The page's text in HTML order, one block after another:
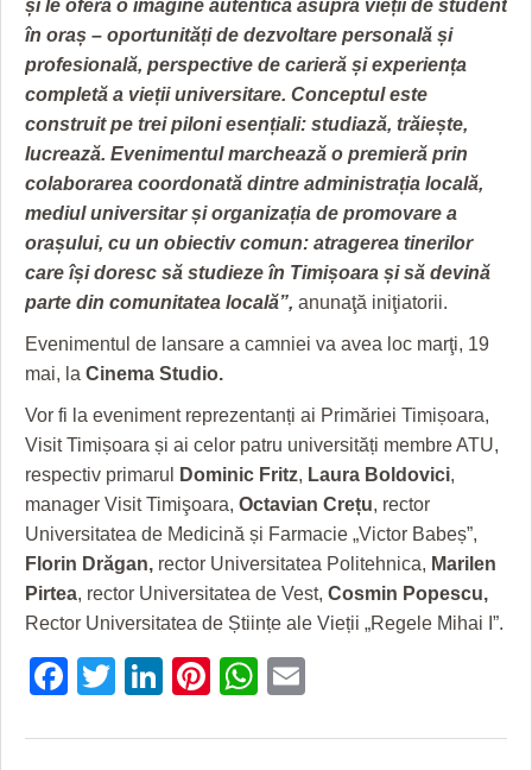
HARTA TIMIŞOAREI
LICEE, ŞCOLI ŞI GRĂDINIŢE DIN TIMIŞ
PRIMĂRIILE DIN TIMIŞ
SFATUL MEDICULUI
SFATURI JURIDICE
și le oferă o imagine autentică asupra vieții de student
în oraș – oportunități de dezvoltare personală și
profesională, perspective de carieră și experiența
completă a vieții universitare. Conceptul este
construit pe trei piloni esențiali: studiază, trăiește,
lucrează. Evenimentul marchează o premieră prin
colaborarea coordonată dintre administrația locală,
mediul universitar și organizația de promovare a
orașului, cu un obiectiv comun: atragerea tinerilor
care își doresc să studieze în Timișoara și să devină
parte din comunitatea locală”, anunaţă iniţiatorii.
Evenimentul de lansare a camniei va avea loc marţi, 19
mai, la Cinema Studio.
Vor fi la eveniment reprezentanți ai Primăriei Timișoara,
Visit Timișoara și ai celor patru universități membre ATU,
respectiv primarul
Dominic Fritz, Laura Boldovici,
manager Visit Timişoara, Octavian Crețu, rector
Universitatea de Medicină și Farmacie „Victor Babeș”,
Florin Drăgan, rector Universitatea Politehnica, Marilen
Pirtea, rector Universitatea de Vest, Cosmin Popescu,
Rector Universitatea de Științe ale Vieții „Regele Mihai I”.
Facebook
Twitter
LinkedIn
Pinterest
WhatsApp